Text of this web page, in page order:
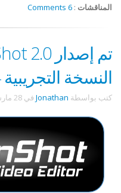
المناقشات :
6 Comments
النسخة التجريبية 4!
كتب بواسطة Jonathan في 28 مارس، 2016